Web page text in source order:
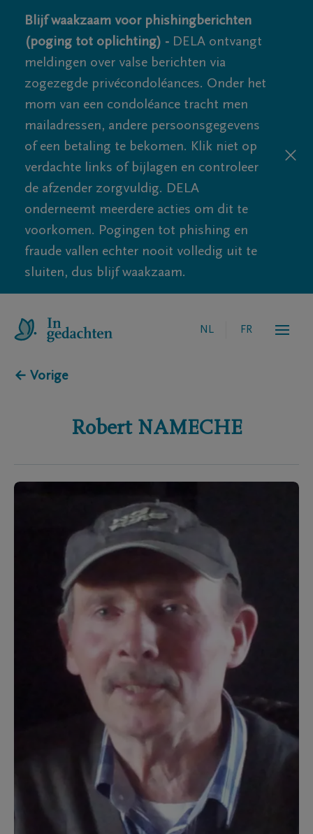
Blijf waakzaam voor phishingberichten
(poging tot oplichting) - DELA ontvangt
meldingen over valse berichten via
zogezegde privécondoléances. Onder het
mom van een condoléance tracht men
mailadressen, andere persoonsgegevens
of een betaling te bekomen. Klik niet op
verdachte links of bijlagen en controleer
de afzender zorgvuldig. DELA
onderneemt meerdere acties om dit te
voorkomen. Pogingen tot phishing en
fraude vallen echter nooit volledig uit te
sluiten, dus blijf waakzaam.
NL FR
← Vorige
Robert NAMECHE